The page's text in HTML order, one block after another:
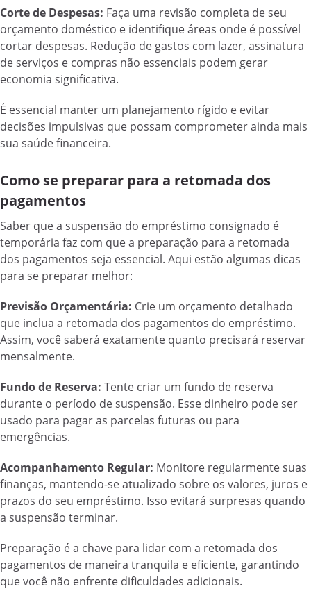
Corte de Despesas: Faça uma revisão completa de seu
orçamento doméstico e identifique áreas onde é possível
cortar despesas. Redução de gastos com lazer, assinatura
de serviços e compras não essenciais podem gerar
economia significativa.
É essencial manter um planejamento rígido e evitar
decisões impulsivas que possam comprometer ainda mais
sua saúde financeira.
Como se preparar para a retomada dos
pagamentos
Saber que a suspensão do empréstimo consignado é
temporária faz com que a preparação para a retomada
dos pagamentos seja essencial. Aqui estão algumas dicas
para se preparar melhor:
Previsão Orçamentária: Crie um orçamento detalhado
que inclua a retomada dos pagamentos do empréstimo.
Assim, você saberá exatamente quanto precisará reservar
mensalmente.
Fundo de Reserva: Tente criar um fundo de reserva
durante o período de suspensão. Esse dinheiro pode ser
usado para pagar as parcelas futuras ou para
emergências.
Acompanhamento Regular: Monitore regularmente suas
finanças, mantendo-se atualizado sobre os valores, juros e
prazos do seu empréstimo. Isso evitará surpresas quando
a suspensão terminar.
Preparação é a chave para lidar com a retomada dos
pagamentos de maneira tranquila e eficiente, garantindo
que você não enfrente dificuldades adicionais.